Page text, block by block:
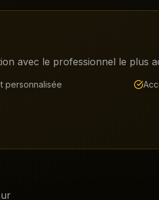
avec le professionnel le plus
personnalisée